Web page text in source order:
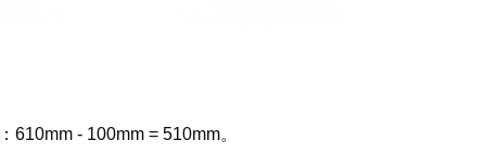
- 100mm = 510mm。